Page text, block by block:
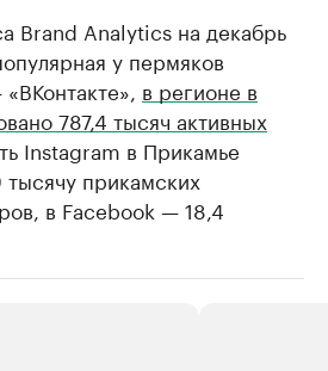
Brand Analytics на декабрь
у пермяков
в регионе в
787,4 тысяч активных
Instagram в Прикамье
прикамских
в Facebook — 18,4